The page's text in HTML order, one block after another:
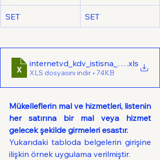
SET SET
.xls
XLS dosyasını indir • 74KB
Mükelleflerin mal ve hizmetleri, listenin
her satırına bir mal veya hizmet
gelecek şekilde girmeleri esastır.
Yukarıdaki tabloda belgelerin girişine
ilişkin örnek uygulama verilmiştir.